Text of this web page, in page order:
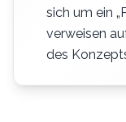
sich um ein
verweisen
des